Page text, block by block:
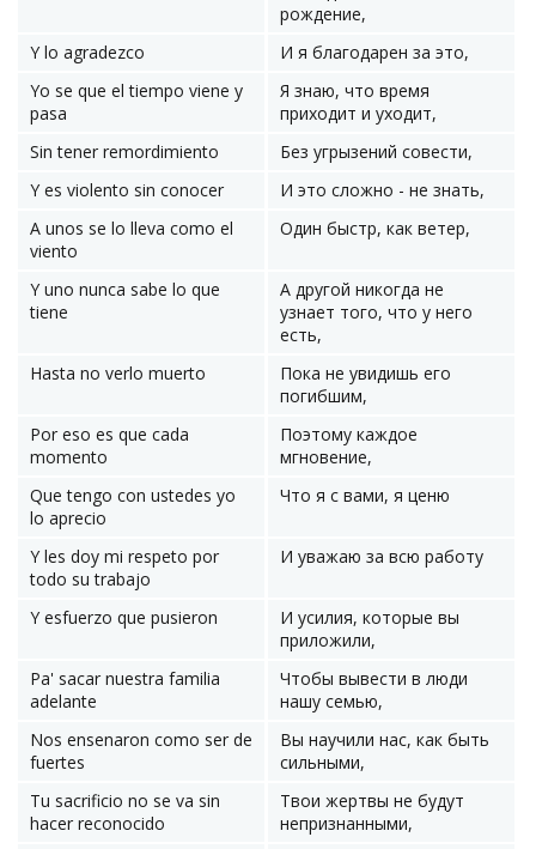
рождение,
Y lo agradezco
И я благодарен за это,
Yo se que el tiempo viene y
pasa
Я знаю, что время
приходит и уходит,
Sin tener remordimiento
Без угрызений совести,
Y es violento sin conocer
И это сложно - не знать,
A unos se lo lleva como el
viento
Один быстр, как ветер,
Y uno nunca sabe lo que
tiene
А другой никогда не
узнает того, что у него
есть,
Hasta no verlo muerto
Пока не увидишь его
погибшим,
Por eso es que cada
momento
Поэтому каждое
мгновение,
Que tengo con ustedes yo
lo aprecio
Что я с вами, я ценю
Y les doy mi respeto por
todo su trabajo
И уважаю за всю работу
Y esfuerzo que pusieron
И усилия, которые вы
приложили,
Pa' sacar nuestra familia
adelante
Чтобы вывести в люди
нашу семью,
Nos ensenaron como ser de
fuertes
Вы научили нас, как быть
сильными,
Tu sacrificio no se va sin
hacer reconocido
Твои жертвы не будут
непризнанными,